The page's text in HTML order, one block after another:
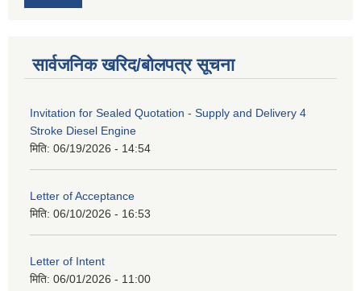
सार्वजनिक खरिद/बोलपत्र सूचना
Invitation for Sealed Quotation - Supply and Delivery 4
Stroke Diesel Engine
मिति: 06/19/2026 - 14:54
Letter of Acceptance
मिति: 06/10/2026 - 16:53
Letter of Intent
मिति: 06/01/2026 - 11:00